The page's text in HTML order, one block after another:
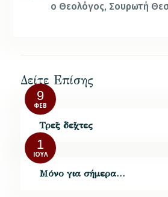
ο Θεολόγος, Σουρωτή
Δείτε Επίσης
9
ΦΕΒ
Τρεῖς δεῖχτες
1
ΙΟΎΛ
Μόνο για σήμερα…